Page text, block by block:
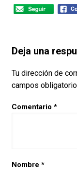
entradas
Deja una
Tu dirección de
campos
Comentario *
Nombre *